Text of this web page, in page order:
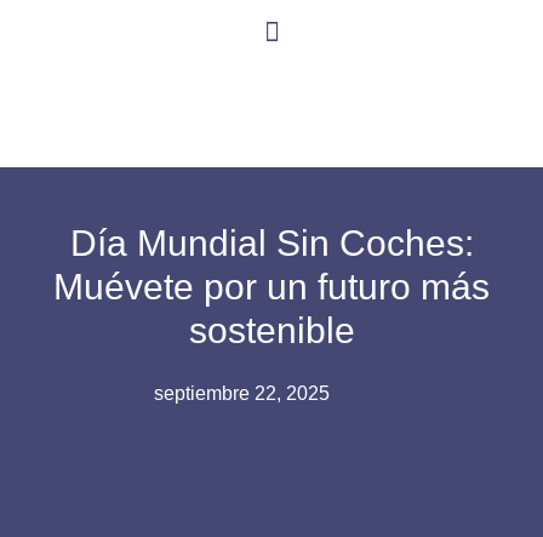
Día Mundial Sin Coches:
Muévete por un futuro más
sostenible
septiembre 22, 2025